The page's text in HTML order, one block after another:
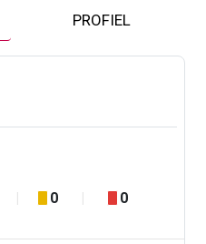
PROFIEL
0 0